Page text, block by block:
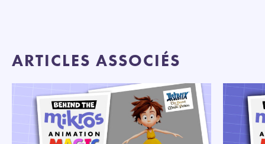
ARTICLES ASSOCIÉS